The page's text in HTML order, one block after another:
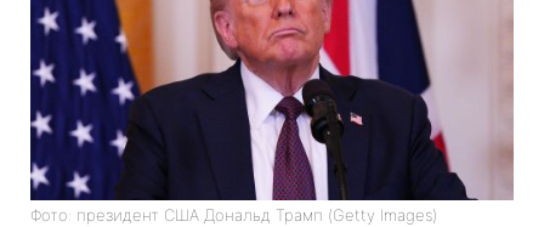
Фото: президент США Дональд Трамп (Getty Images)